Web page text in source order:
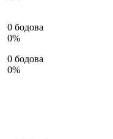
0 бодова
0%
0 бодова
0%